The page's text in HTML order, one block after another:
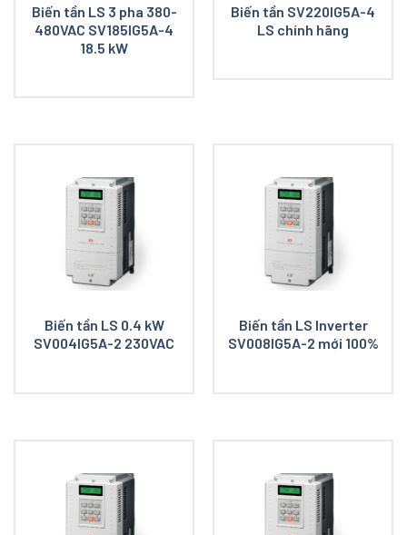
Biến tần LS 3 pha 380-
480VAC SV185IG5A-4
18.5 kW
Biến tần SV220IG5A-4
LS chính hãng
Biến tần LS 0.4 kW
SV004IG5A-2 230VAC
Biến tần LS Inverter
SV008IG5A-2 mới 100%